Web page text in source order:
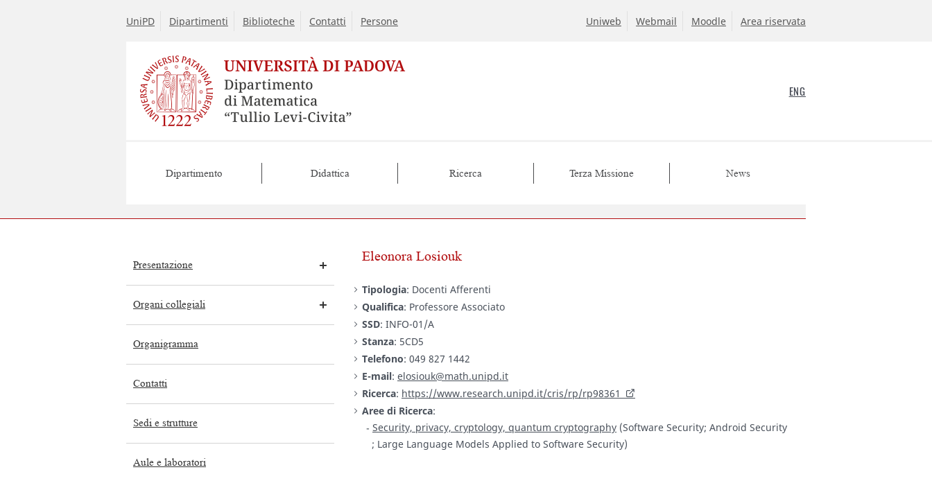
UniPD Dipartimenti Biblioteche Contatti Persone Uniweb Webmail Moodle Area riservata
ENG
Dipartimento Didattica Ricerca Terza Missione News
Presentazione
Organi collegiali
Organigramma
Contatti
Sedi e strutture
Aule e laboratori
Eleonora Losiouk
Tipologia: Docenti Afferenti
Qualifica: Professore Associato
SSD: INFO-01/A
Stanza: 5CD5
Telefono: 049 827 1442
E-mail: elosiouk@math.unipd.it
Ricerca: https://www.research.unipd.it/cris/rp/rp98361
Aree di Ricerca:
Security, privacy, cryptology, quantum cryptography (Software Security; Android Security
; Large Language Models Applied to Software Security)